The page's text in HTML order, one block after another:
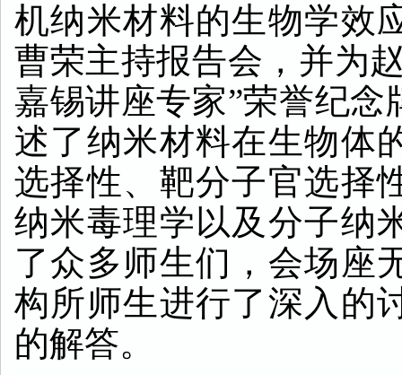
机纳米材料的生物学效
曹荣主持报告会，并为
嘉锡讲座专家”荣誉纪
述了纳米材料在生物体
选择性、靶分子官选择
纳米毒理学以及分子纳
了众多师生们，会场座
构所师生进行了深入的
的解答。